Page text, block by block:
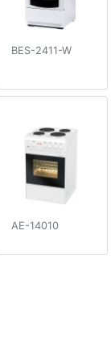
BES-2411-W
AE-14010